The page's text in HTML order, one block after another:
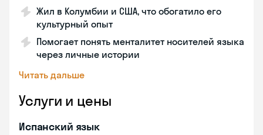
Жил в Колумбии и США, что обогатило его
культурный опыт
Помогает понять менталитет носителей языка
через личные истории
Читать дальше
Услуги и цены
Испанский язык